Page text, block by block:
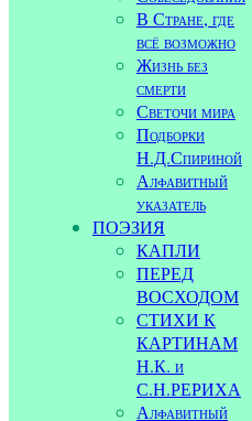
В Стране, где
всё возможно
Жизнь без
смерти
Светочи мира
Подборки
Н.Д.Спириной
Алфавитный
указатель
ПОЭЗИЯ
КАПЛИ
ПЕРЕД
ВОСХОДОМ
СТИХИ К
КАРТИНАМ
Н.К. и
С.Н.РЕРИХА
Алфавитный